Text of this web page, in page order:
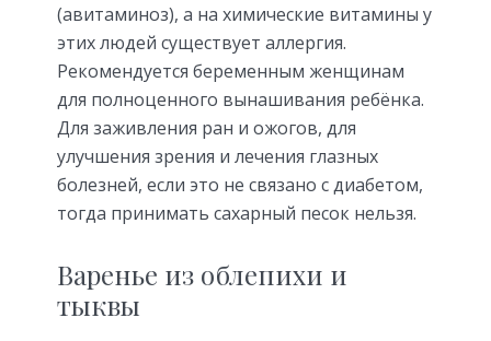
(авитаминоз), а на химические витамины у
этих людей существует аллергия.
Рекомендуется беременным женщинам
для полноценного вынашивания ребёнка.
Для заживления ран и ожогов, для
улучшения зрения и лечения глазных
болезней, если это не связано с диабетом,
тогда принимать сахарный песок нельзя.
Варенье из облепихи и
тыквы